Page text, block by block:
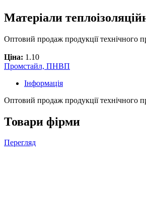
Матеріали
Оптовий продаж продукції технічного
Ціна: 1.10
Промстайл, ПНВП
Інформація
Оптовий продаж продукції технічного
Товари фірми
Перегляд